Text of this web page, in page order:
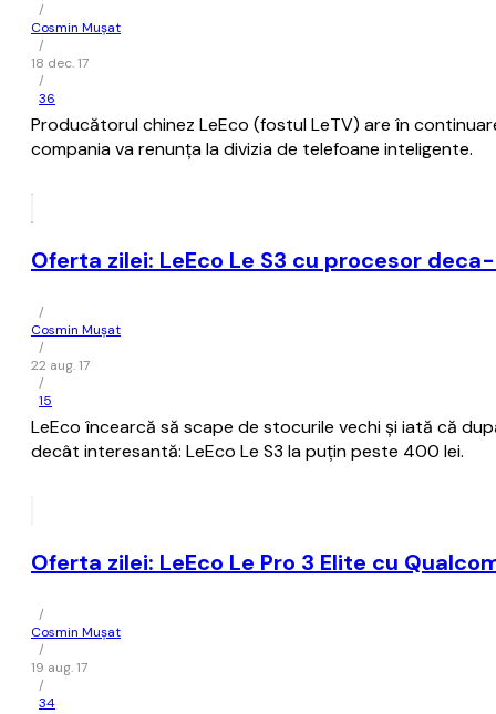
/
Cosmin Mușat
/
18 dec. 17
/
36
Producătorul chinez LeEco (fostul LeTV) are în
compania va renunţa la divizia de telefoane inteligente.
Oferta zilei: LeEco Le S3 cu procesor
/
Cosmin Mușat
/
22 aug. 17
/
15
LeEco încearcă să scape de stocurile vechi şi iată că
decât interesantă: LeEco Le S3 la puţin peste 400 lei.
Oferta zilei: LeEco Le Pro 3 Elite cu
/
Cosmin Mușat
/
19 aug. 17
/
34